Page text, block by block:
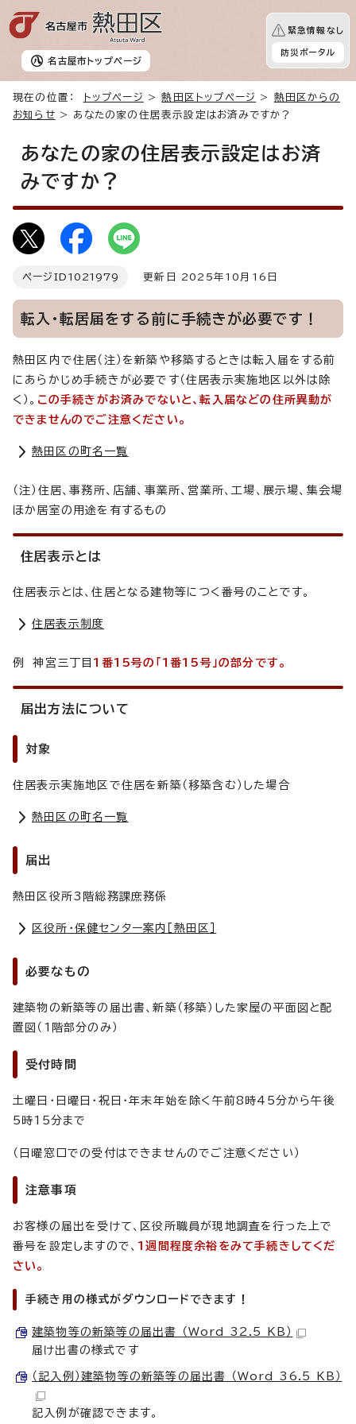
名古屋市 トップページ
緊急情報なし
防災ポータル
現在の位置： トップページ >熱田区トップページ > 熱田区からの
お知らせ > あなたの家の住居表示設定はお済みですか？
あなたの家の住居表示設定はお済
みですか？
ページID 1021979 更新日 2025年10月16日
転入・転居届をする前に手続きが必要です！
熱田区内で住居（注）を新築や移築するときは転入届をする前
にあらかじめ手続きが必要です（住居表示実施地区以外は除
く）。 この手続きがお済みでないと、転入届などの住所異動が
できませんのでご注意ください。
熱田区の町名一覧
（注）住居、事務所、店舗、事業所、営業所、工場、展示場、集会場
ほか居室の用途を有するもの
住居表示とは
住居表示とは、住居となる建物等につく番号のことです。
住居表示制度
例 神宮三丁目 1番15号の「1番15号」の部分です。
届出方法について
対象
住居表示実施地区で住居を新築（移築含む）した場合
熱田区の町名一覧
届出
熱田区役所3階総務課庶務係
区役所・保健センター案内［熱田区］
必要なもの
建築物の新築等の届出書、新築（移築）した家屋の平面図と配
置図（1階部分のみ）
受付時間
土曜日・日曜日・祝日・年末年始を除く午前8時45分から午後
5時15分まで
（日曜窓口での受付はできませんのでご注意ください）
注意事項
お客様の届出を受けて、区役所職員が現地調査を行った上で
番号を設定しますので、 1週間程度余裕をみて手続きしてくだ
さい。
手続き用の様式がダウンロードできます！
建築物等の新築等の届出書 （Word 32.5 KB）
届け出書の様式です
（記入例）建築物等の新築等の届出書 （Word 36.5 KB）
記入例が確認できます。